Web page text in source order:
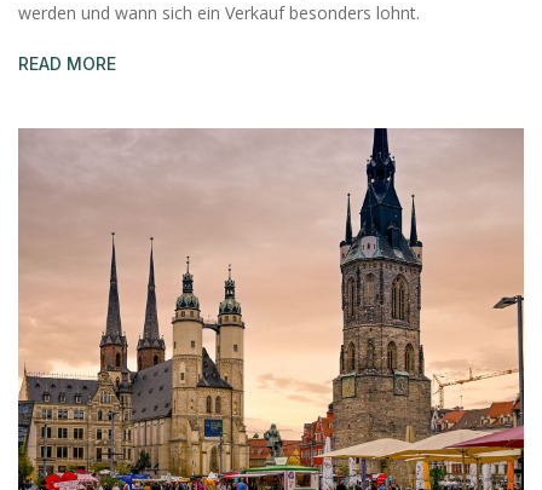
werden und wann sich ein Verkauf besonders lohnt.
READ MORE